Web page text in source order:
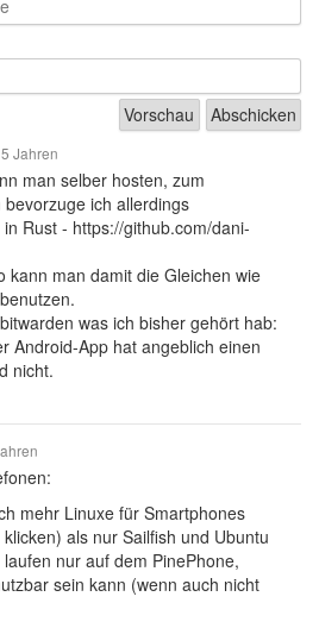
Jahren
man selber hosten, zum
ich allerdings
Rust - https://github.com/dani-
kann man damit die Gleichen wie
was ich bisher gehört hab:
Android-App hat angeblich einen
nicht.
mehr Linuxe für Smartphones
als nur Sailfish und Ubuntu
nur auf dem PinePhone,
sein kann (wenn auch nicht